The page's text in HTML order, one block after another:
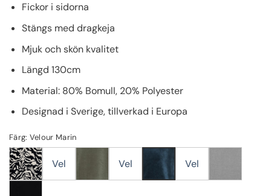
Fickor i sidorna
Stängs med dragkeja
Mjuk och skön kvalitet
Längd 130cm
Material: 80% Bomull, 20% Polyester
Designad i Sverige, tillverkad i Europa
Färg: Velour Marin
Vel Vel Vel